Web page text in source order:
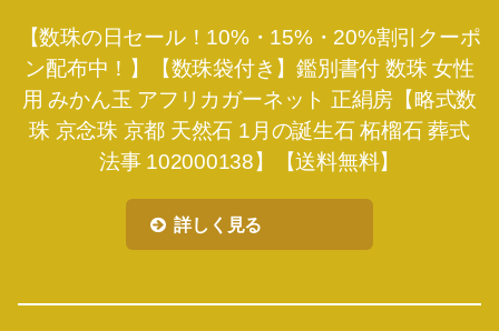
【数珠の日セール！10%・15%・20%割引クーポ
ン配布中！】【数珠袋付き】鑑別書付 数珠 女性
用 みかん玉 アフリカガーネット 正絹房【略式数
珠 京念珠 京都 天然石 1月の誕生石 柘榴石 葬式
法事 102000138】【送料無料】
詳しく見る